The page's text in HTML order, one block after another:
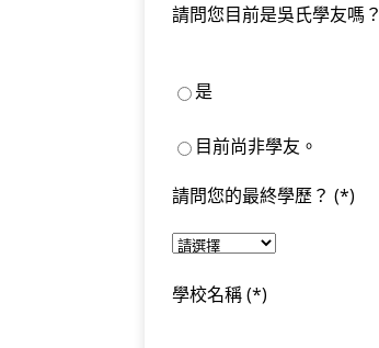
請問您目前是吳氏學友嗎？
是
目前尚非學友。
請問您的最終學歷？ (*)
學校名稱(*)